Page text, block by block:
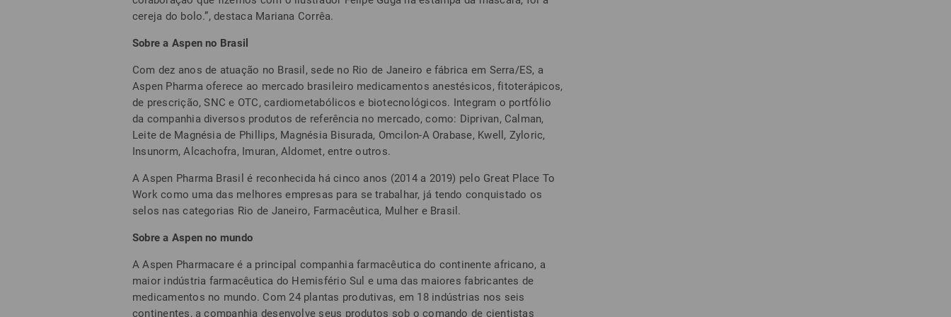
cereja do bolo.”, destaca Mariana Corrêa.
Sobre a Aspen no Brasil
Com dez anos de atuação no Brasil, sede no Rio de Janeiro e fábrica em Serra/ES, a
Aspen Pharma oferece ao mercado brasileiro medicamentos anestésicos, fitoterápicos,
de prescrição, SNC e OTC, cardiometabólicos e biotecnológicos. Integram o portfólio
da companhia diversos produtos de referência no mercado, como: Diprivan, Calman,
Leite de Magnésia de Phillips, Magnésia Bisurada, Omcilon-A Orabase, Kwell, Zyloric,
Insunorm, Alcachofra, Imuran, Aldomet, entre outros.
A Aspen Pharma Brasil é reconhecida há cinco anos (2014 a 2019) pelo Great Place To
Work como uma das melhores empresas para se trabalhar, já tendo conquistado os
selos nas categorias Rio de Janeiro, Farmacêutica, Mulher e Brasil.
Sobre a Aspen no mundo
A Aspen Pharmacare é a principal companhia farmacêutica do continente africano, a
maior indústria farmacêutica do Hemisfério Sul e uma das maiores fabricantes de
medicamentos no mundo. Com 24 plantas produtivas, em 18 indústrias nos seis
continentes, a companhia desenvolve seus produtos sob o comando de cientistas